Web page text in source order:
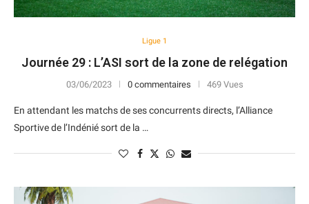
Ligue 1
Journée 29 : L’ASI sort de la zone de relégation
03/06/2023 0 commentaires 469 Vues
En attendant les matchs de ses concurrents directs, l’Alliance
Sportive de l’Indénié sort de la …